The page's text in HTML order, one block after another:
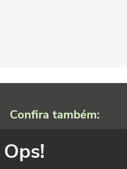
Confira também:
Ops!